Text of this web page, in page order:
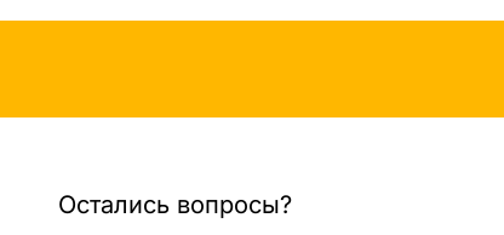
Остались вопросы?